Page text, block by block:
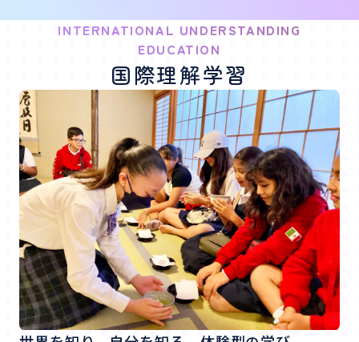
INTERNATIONAL UNDERSTANDING
EDUCATION
国際理解学習